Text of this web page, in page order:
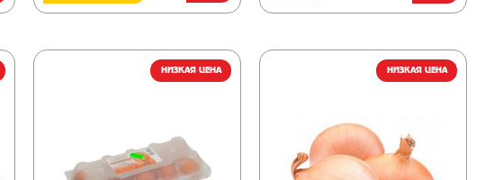
НИЗКАЯ ЦЕНА НИЗКАЯ ЦЕНА